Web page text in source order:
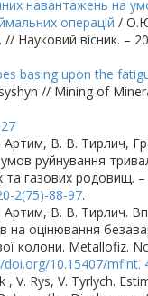
навантажень на
операцій /
Науковий вісник. –
basing upon the
// Mining of
В. В. Тирлич,
руйнування
газових родовищ.
2(75)-88-97.
В. В. Тирлич.
на оцінювання
колони. Metallofiz.
10.15407/mfint.
, V. Rys, V. Tyrlych.